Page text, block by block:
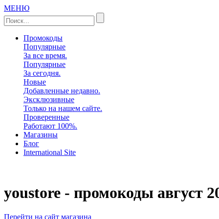
МЕНЮ
Промокоды
Популярные
За все время.
Популярные
За сегодня.
Новые
Добавленные недавно.
Эксклюзивные
Только на нашем сайте.
Проверенные
Работают 100%.
Магазины
Блог
International Site
youstore - промокоды август
Перейти на сайт магазина